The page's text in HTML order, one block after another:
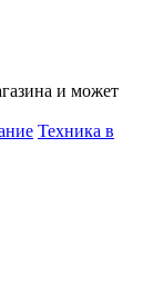
и может
Техника в